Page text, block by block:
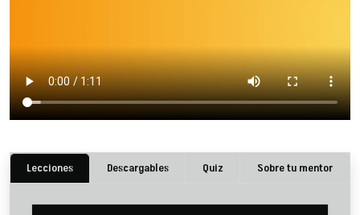
Lecciones Descargables Quiz Sobre tu mentor